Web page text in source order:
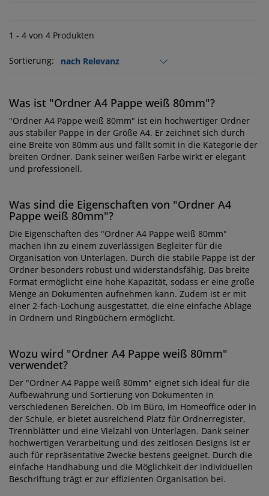
1 - 4 von 4 Produkten
Sortierung:
Was ist "Ordner A4 Pappe weiß 80mm"?
"Ordner A4 Pappe weiß 80mm" ist ein hochwertiger Ordner
aus stabiler Pappe in der Größe A4. Er zeichnet sich durch
eine Breite von 80mm aus und fällt somit in die Kategorie der
breiten Ordner. Dank seiner weißen Farbe wirkt er elegant
und professionell.
Was sind die Eigenschaften von "Ordner A4
Pappe weiß 80mm"?
Die Eigenschaften des "Ordner A4 Pappe weiß 80mm"
machen ihn zu einem zuverlässigen Begleiter für die
Organisation von Unterlagen. Durch die stabile Pappe ist der
Ordner besonders robust und widerstandsfähig. Das breite
Format ermöglicht eine hohe Kapazität, sodass er eine große
Menge an Dokumenten aufnehmen kann. Zudem ist er mit
einer 2-fach-Lochung ausgestattet, die eine einfache Ablage
in Ordnern und Ringbüchern ermöglicht.
Wozu wird "Ordner A4 Pappe weiß 80mm"
verwendet?
Der "Ordner A4 Pappe weiß 80mm" eignet sich ideal für die
Aufbewahrung und Sortierung von Dokumenten in
verschiedenen Bereichen. Ob im Büro, im Homeoffice oder in
der Schule, er bietet ausreichend Platz für Ordnerregister,
Trennblätter und eine Vielzahl von Unterlagen. Dank seiner
hochwertigen Verarbeitung und des zeitlosen Designs ist er
auch für repräsentative Zwecke bestens geeignet. Durch die
einfache Handhabung und die Möglichkeit der individuellen
Beschriftung trägt er zur effizienten Organisation bei.